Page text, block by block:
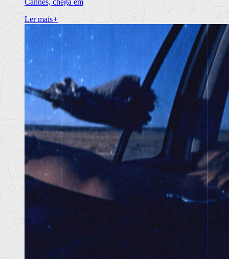
Cannes, chega em
Ler mais+